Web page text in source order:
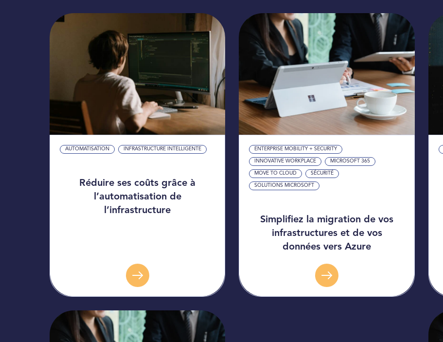
AUTOMATISATION INFRASTRUCTURE INTELLIGENTE
Réduire ses coûts grâce à
l’automatisation de
l’infrastructure
ENTERPRISE MOBILITY + SECURITY
INNOVATIVE WORKPLACE MICROSOFT 365
MOVE TO CLOUD SÉCURITÉ
SOLUTIONS MICROSOFT
Simplifiez la migration de vos
infrastructures et de vos
données vers Azure